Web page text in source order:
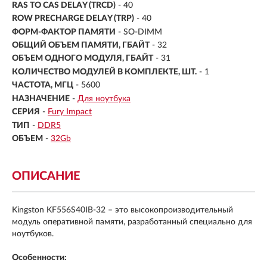
RAS TO CAS DELAY (TRCD) - 40
ROW PRECHARGE DELAY (TRP) - 40
ФОРМ-ФАКТОР ПАМЯТИ - SO-DIMM
ОБЩИЙ ОБЪЕМ ПАМЯТИ, ГБАЙТ - 32
ОБЪЕМ ОДНОГО МОДУЛЯ, ГБАЙТ - 31
КОЛИЧЕСТВО МОДУЛЕЙ В КОМПЛЕКТЕ, ШТ. - 1
ЧАСТОТА, МГЦ - 5600
НАЗНАЧЕНИЕ - Для ноутбука
СЕРИЯ - Fury Impact
ТИП - DDR5
ОБЪЕМ - 32Gb
ОПИСАНИЕ
Kingston KF556S40IB-32 – это высокопроизводительный
модуль оперативной памяти, разработанный специально для
ноутбуков.
Особенности: